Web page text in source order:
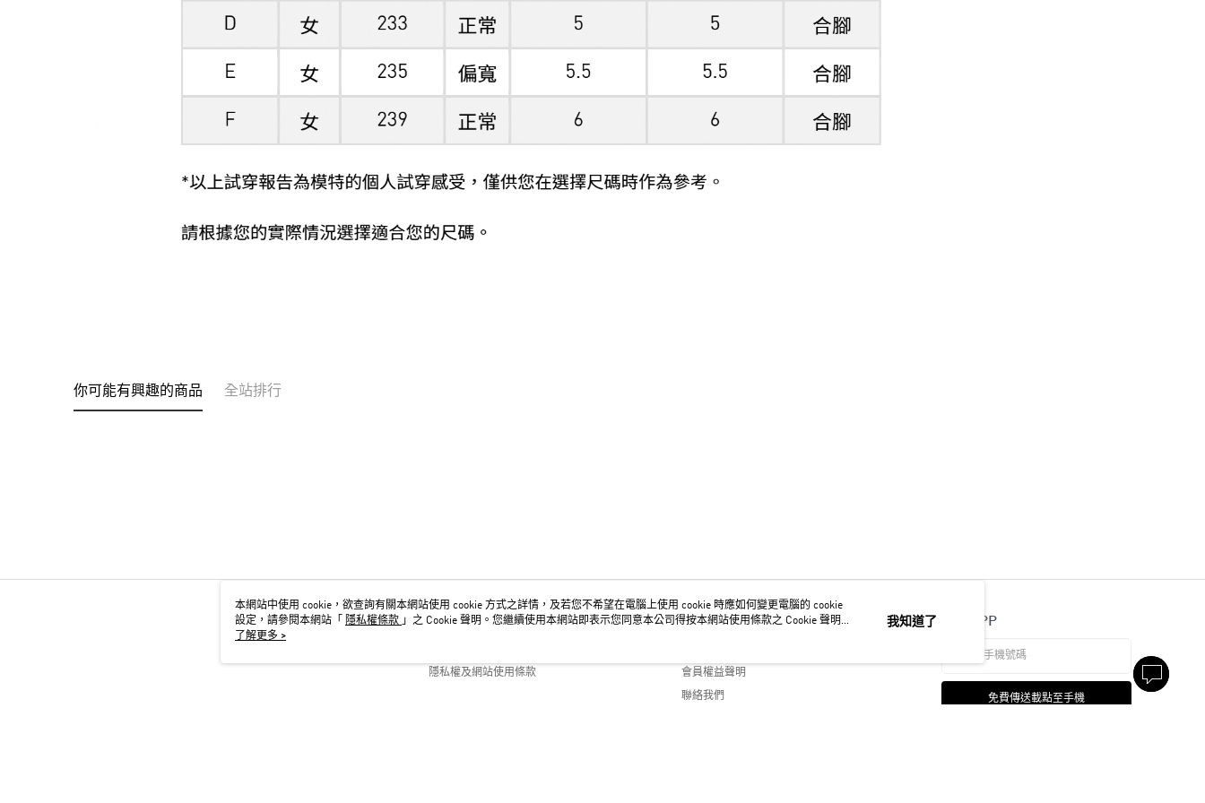
你可能有興趣的商品 全站排行
關於我們
隱私權及網站使用條款
客服資訊
會員權益聲明
聯絡我們
官方APP
免費傳送載點至手機
本網站中使用 cookie，欲查詢有關本網站使用 cookie 方式之詳情，及若您不希望在電腦上使用 cookie 時應如何變更電腦的 cookie
設定，請參閱本網站「
隱私權條款 」之 Cookie 聲明。您繼續使用本網站即表示您同意本公司得按本網站使用條款之 Cookie 聲明使
用 cookie。
了解更多 >
我知道了